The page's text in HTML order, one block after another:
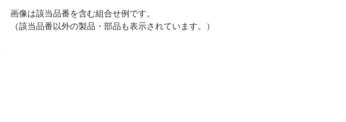
画像は該当品番を含む組合せ例です。
（該当品番以外の製品・部品も表示されています。）